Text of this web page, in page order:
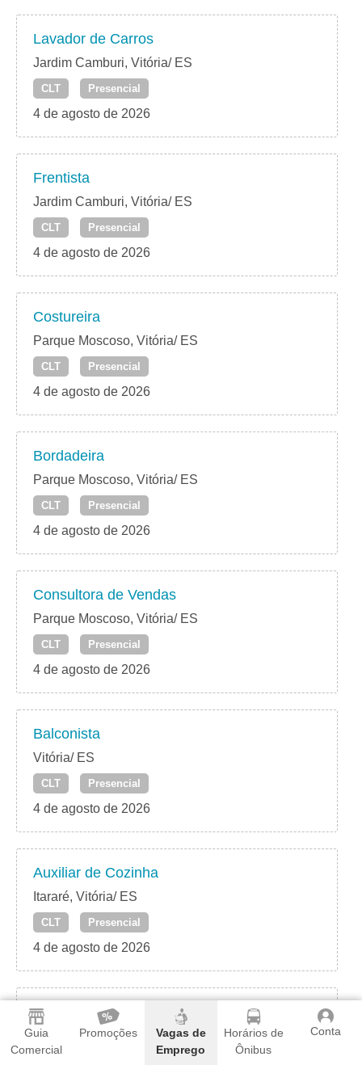
Guia
Comercial
Promoções
Vagas de
Emprego
Horários de
Ônibus
Conta
Lavador de Carros
Jardim Camburi, Vitória/ ES
CLT Presencial
4 de agosto de 2026
Frentista
Jardim Camburi, Vitória/ ES
CLT Presencial
4 de agosto de 2026
Costureira
Parque Moscoso, Vitória/ ES
CLT Presencial
4 de agosto de 2026
Bordadeira
Parque Moscoso, Vitória/ ES
CLT Presencial
4 de agosto de 2026
Consultora de Vendas
Parque Moscoso, Vitória/ ES
CLT Presencial
4 de agosto de 2026
Balconista
Vitória/ ES
CLT Presencial
4 de agosto de 2026
Auxiliar de Cozinha
Itararé, Vitória/ ES
CLT Presencial
4 de agosto de 2026
Auxiliar de Produção
Praia do Canto – Vitória/ ES